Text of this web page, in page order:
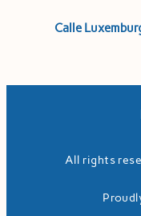
Calle
All rights